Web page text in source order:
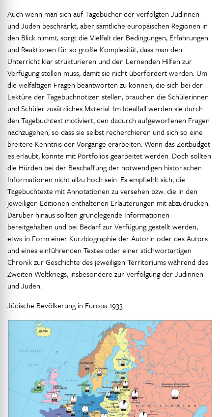
Auch wenn man sich auf Tagebücher der verfolgten Jüdinnen
und Juden beschränkt, aber sämtliche europäischen Regionen in
den Blick nimmt, sorgt die Vielfalt der Bedingungen, Erfahrungen
und Reaktionen für so große Komplexität, dass man den
Unterricht klar strukturieren und den Lernenden Hilfen zur
Verfügung stellen muss, damit sie nicht überfordert werden. Um
die vielfältigen Fragen beantworten zu können, die sich bei der
Lektüre der Tagebuchnotizen stellen, brauchen die Schülerinnen
und Schüler zusätzliches Material. Im Idealfall werden sie durch
den Tagebuchtext motiviert, den dadurch aufgeworfenen Fragen
nachzugehen, so dass sie selbst recherchieren und sich so eine
breitere Kenntnis der Vorgänge erarbeiten. Wenn das Zeitbudget
es erlaubt, könnte mit Portfolios gearbeitet werden. Doch sollten
die Hürden bei der Beschaffung der notwendigen historischen
Informationen nicht allzu hoch sein. Es empfiehlt sich, die
Tagebuchtexte mit Annotationen zu versehen bzw. die in den
jeweiligen Editionen enthaltenen Erläuterungen mit abzudrucken.
Darüber hinaus sollten grundlegende Informationen
bereitgehalten und bei Bedarf zur Verfügung gestellt werden,
etwa in Form einer Kurzbiographie der Autorin oder des Autors
und eines einführenden Textes oder einer stichwortartigen
Chronik zur Geschichte des jeweiligen Territoriums während des
Zweiten Weltkriegs, insbesondere zur Verfolgung der Jüdinnen
und Juden.
Jüdische Bevölkerung in Europa 1933